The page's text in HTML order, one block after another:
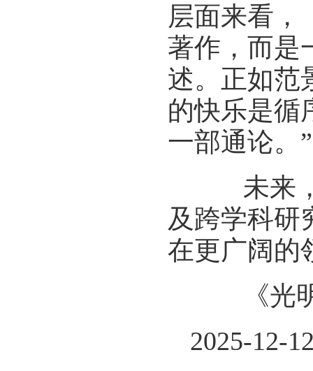
层面来看，
著作，而是
述。正如范
的快乐是循
一部通论。”
未来，
及跨学科研
在更广阔的
《光明
2025-12-